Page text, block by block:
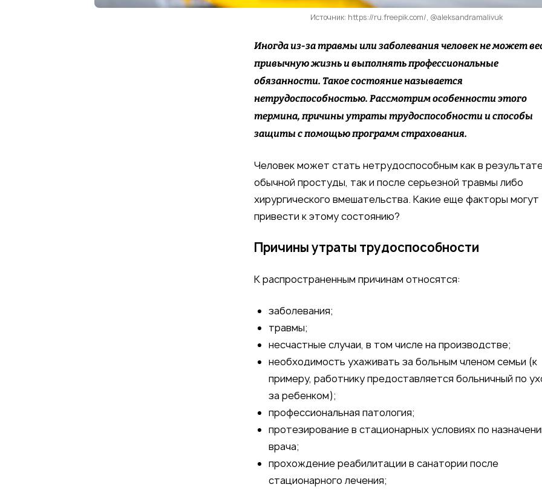
Источник: https://ru.freepik.com/, @aleksandramalivuk
Иногда из-за травмы или заболевания человек не может
привычную жизнь и выполнять профессиональные
обязанности. Такое состояние называется
нетрудоспособностью. Рассмотрим особенности этого
термина, причины утраты трудоспособности и способы
защиты с помощью программ страхования.
Человек может стать нетрудоспособным как в
обычной простуды, так и после серьезной травмы либо
хирургического вмешательства. Какие еще факторы могут
привести к этому состоянию?
Причины утраты трудоспособности
К распространенным причинам относятся:
заболевания;
травмы;
несчастные случаи, в том числе на производстве;
необходимость ухаживать за больным членом семьи (к
примеру, работнику предоставляется больничный по
за ребенком);
профессиональная патология;
протезирование в стационарных условиях по
врача;
прохождение реабилитации в санатории после
стационарного лечения;